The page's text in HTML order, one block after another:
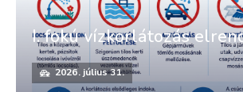
I. fokú vízkorlátozás
2026. július 31.